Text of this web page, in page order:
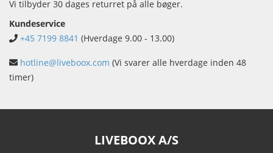
Vi tilbyder 30 dages returret på alle bøger.
Kundeservice
+45 7199 8841 (Hverdage 9.00 - 13.00)
hotline@liveboox.com (Vi svarer alle hverdage inden 48
timer)
LIVEBOOX A/S